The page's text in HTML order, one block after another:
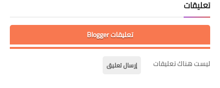
تعليقات
تعليقات Blogger
ليست هناك تعليقات إرسال تعليق